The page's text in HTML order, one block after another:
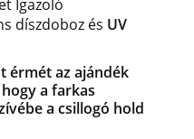
Igazoló
díszdoboz és UV
érmét az ajándék
a farkas
a csillogó hold